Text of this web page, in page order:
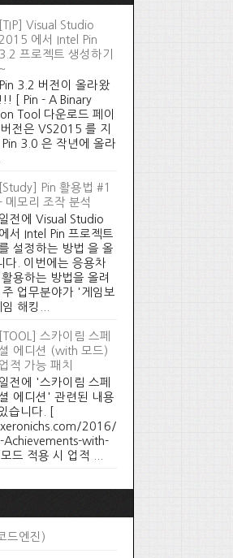
[TIP] Visual Studio
2015 에서 Intel Pin
3.2 프로젝트 생성하기
~
Pin 3.2 버전이 올라왔
[ Pin - A Binary
Tool 다운로드 페이
전은 VS2015 를 지
3.0 은 작년에 올라
[Study] Pin 활용법 #1
- 메모리 조작 분석
일전에 Visual Studio
에서 Intel Pin 프로젝트
설정하는 방법 을 올
다. 이번에는 응용차
용하는 방법을 올려
주 업무분야가 '게임보
해킹...
[TOOL] 스카이림 스페
에디션 (with 모드)
업적 가능 패치
일전에 '스카이림 스페
에디션' 관련된 내용
습니다. [
2016/
Achievements-with-
드 적용 시 업적 ...
드엔진)